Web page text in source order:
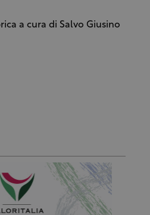
a cura di Salvo Giusino